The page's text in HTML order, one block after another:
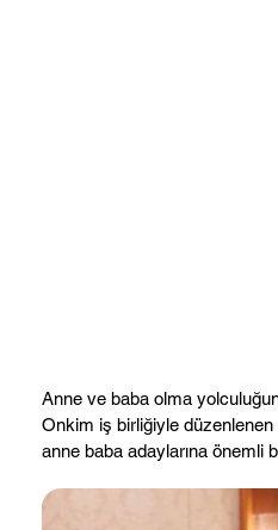
Anne ve baba olma
Onkim iş birliğiyle düzenlenen
anne baba adaylarına önemli